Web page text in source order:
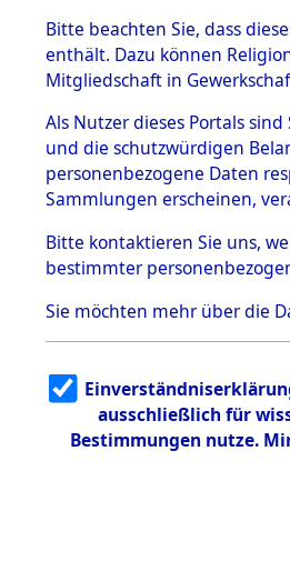
BESTÄNDE
1.
mente
5. Verschiedenes
5.3
Todesmärsche
5.3.1 Alliierte
Erhebungen
zu
Todesmärsch
en
5.3.2
g
5.3.3
Todesmärsch
Bitte beachten Sie, dass
enthält. Dazu können
Mitgliedschaft in
Als Nutzer dieses Portals
und die schutzwürdigen
personenbezogene Daten
Sammlungen erscheinen,
Bitte kontaktieren Sie uns,
bestimmter
Sie möchten mehr über die
ausschließlich für
Bestimmungen nutze.